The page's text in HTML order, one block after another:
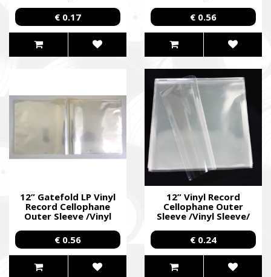
€ 0.17
€ 0.56
12” Gatefold LP Vinyl
Record Cellophane
Outer Sleeve /Vinyl
€ 0.56
12” Vinyl Record
Cellophane Outer
Sleeve /Vinyl Sleeve/
€ 0.24